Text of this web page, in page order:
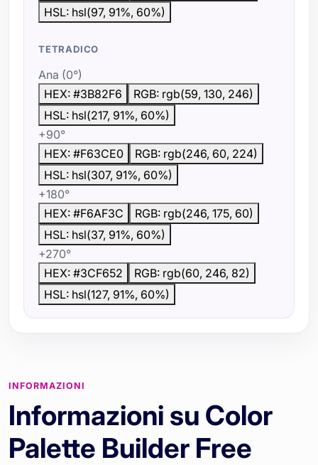
HSL: hsl(97, 91%, 60%)
TETRADICO
Ana (0°)
HEX: #3B82F6
RGB: rgb(59, 130, 246)
HSL: hsl(217, 91%, 60%)
+90°
HEX: #F63CE0
RGB: rgb(246, 60, 224)
HSL: hsl(307, 91%, 60%)
+180°
HEX: #F6AF3C
RGB: rgb(246, 175, 60)
HSL: hsl(37, 91%, 60%)
+270°
HEX: #3CF652
RGB: rgb(60, 246, 82)
HSL: hsl(127, 91%, 60%)
INFORMAZIONI
Informazioni su Color
Palette Builder Free